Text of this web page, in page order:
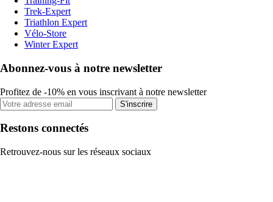
Trek-Expert
Triathlon Expert
Vélo-Store
Winter Expert
Abonnez-vous à notre newsletter
Profitez de -10% en vous inscrivant à notre newsletter
S'inscrire
Restons connectés
Retrouvez-nous sur les réseaux sociaux